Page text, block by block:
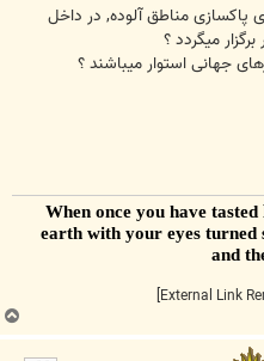
پاکسازی مناطق آلوده, در داخل
میگردد ؟
جهانی استوار میباشند ؟
earth with your eyes turned
and